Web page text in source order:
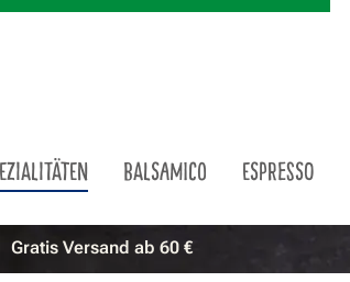
BALSAMICO ESPRESSO
Gratis Versand ab 60 €